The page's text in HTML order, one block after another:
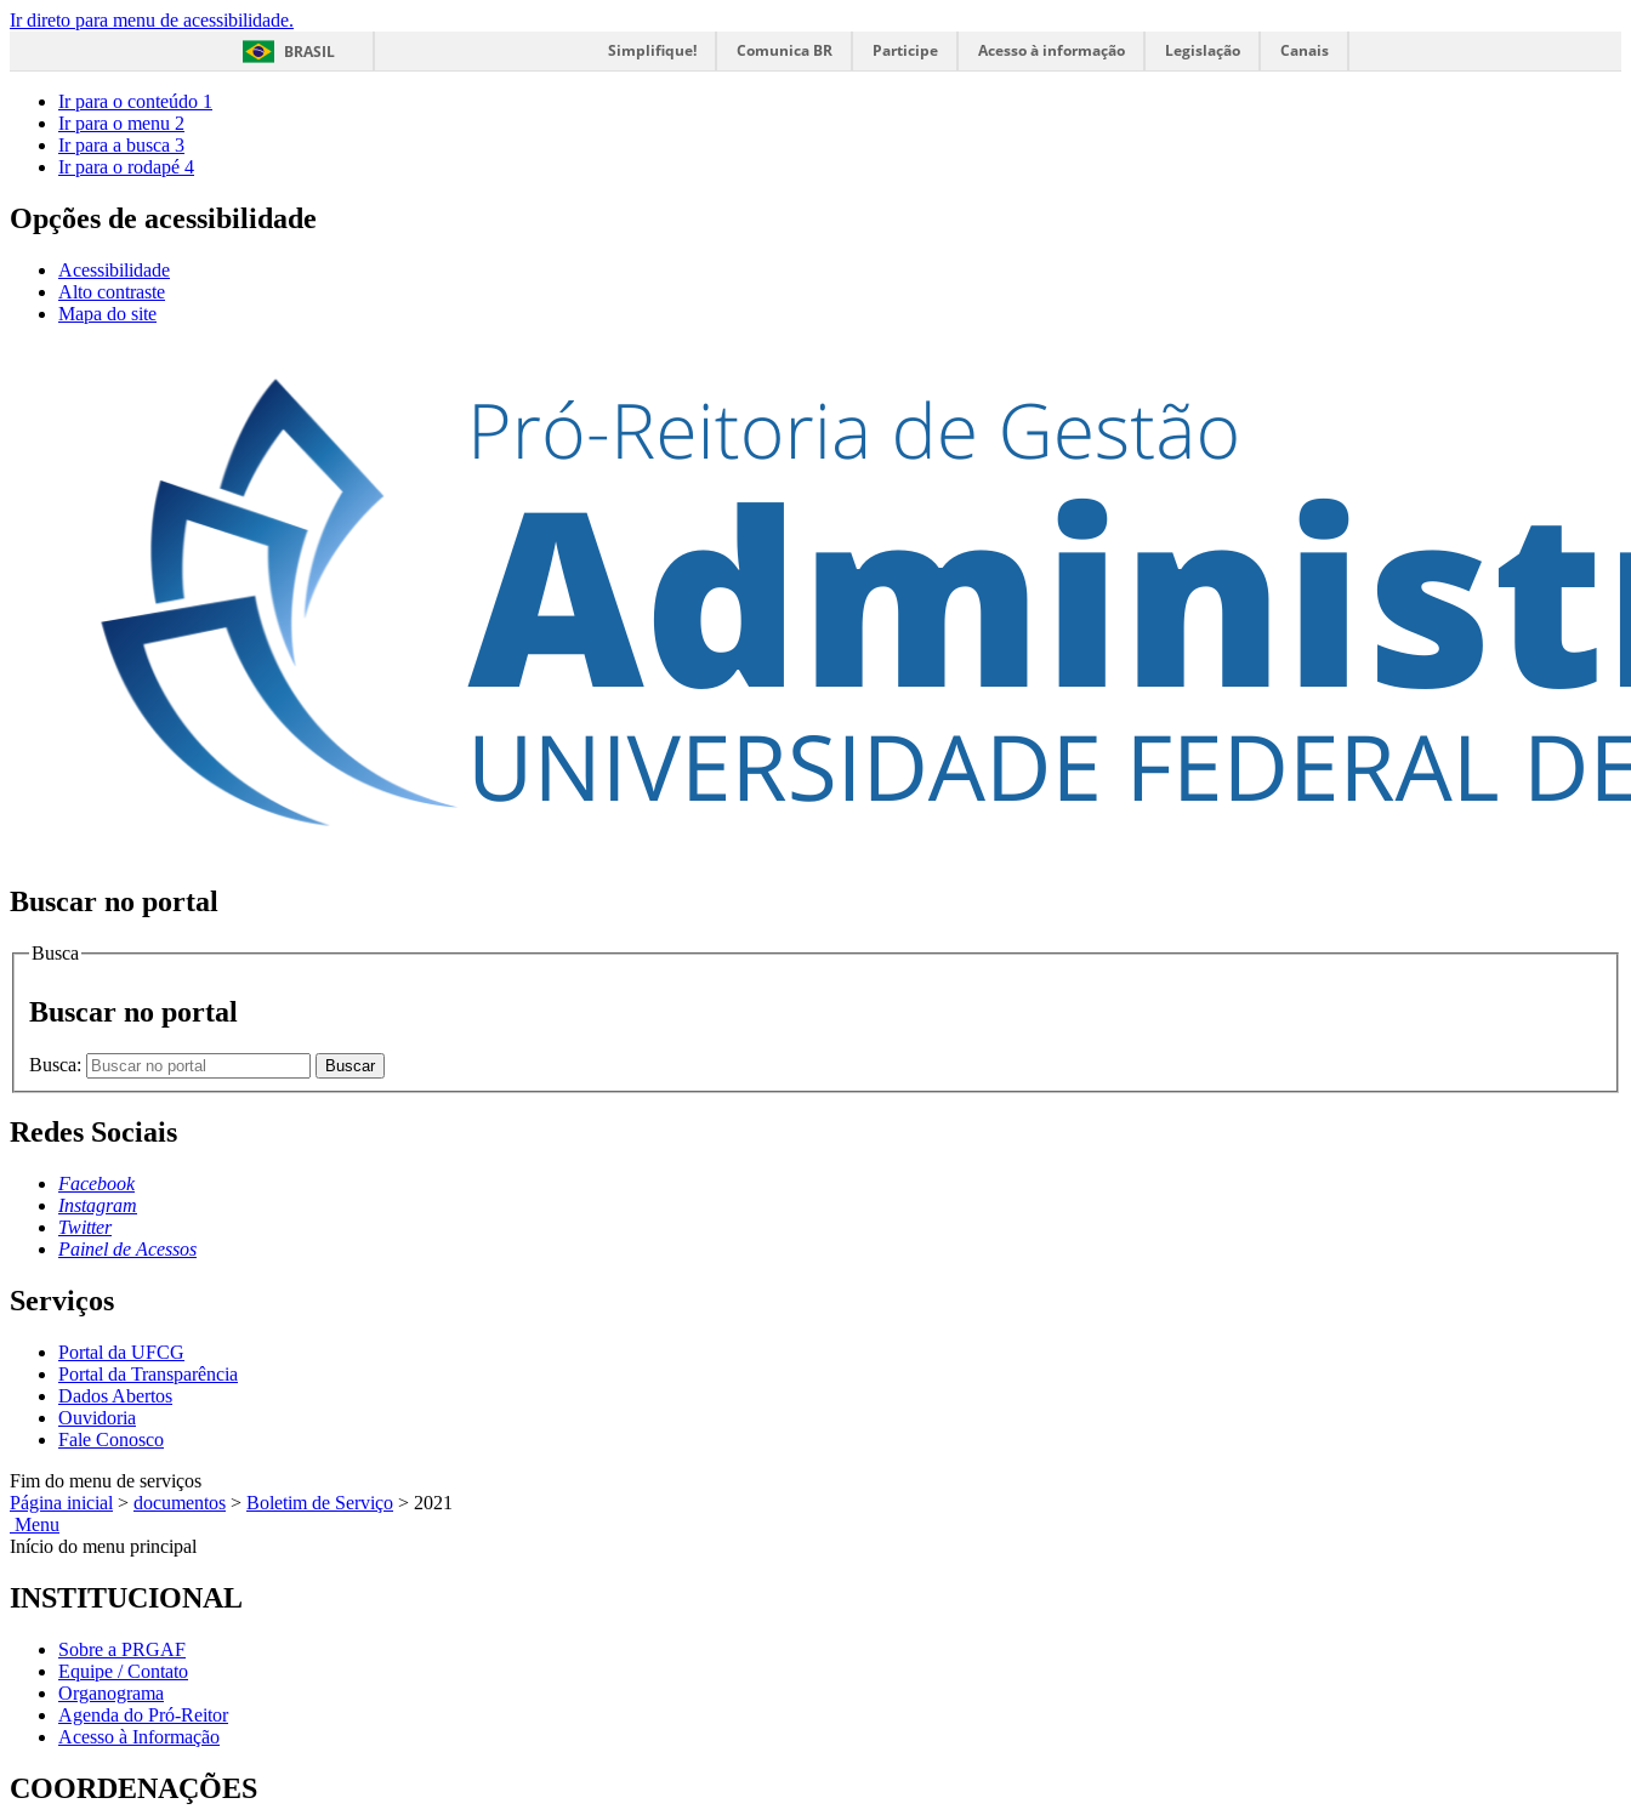
Ir direto para menu de acessibilidade.
BRASIL
Simplifique! Comunica BR Participe Acesso à informação Legislação Canais
Ir para o conteúdo 1
Ir para o menu 2
Ir para a busca 3
Ir para o rodapé 4
Opções de acessibilidade
Acessibilidade
Alto contraste
Mapa do site
Buscar no portal
Busca
Buscar no portal
Busca: Buscar
Redes Sociais
Facebook
Instagram
Twitter
Painel de Acessos
Serviços
Portal da UFCG
Portal da Transparência
Dados Abertos
Ouvidoria
Fale Conosco
Fim do menu de serviços
Página inicial > documentos > Boletim de Serviço > 2021
Menu
Início do menu principal
INSTITUCIONAL
Sobre a PRGAF
Equipe / Contato
Organograma
Agenda do Pró-Reitor
Acesso à Informação
COORDENAÇÕES